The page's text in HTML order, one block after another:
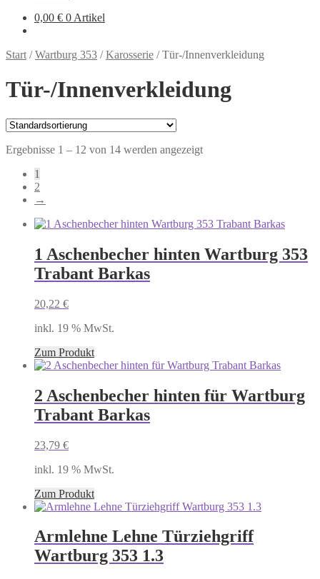
0,00 € 0 Artikel
Start /Wartburg 353 /Karosserie /Tür-/Innenverkleidung
Tür-/Innenverkleidung
Ergebnisse 1 – 12 von 14 werden angezeigt
1
2
→
1 Aschenbecher hinten Wartburg 353
Trabant Barkas
20,22 €
inkl. 19 % MwSt.
Zum Produkt
2 Aschenbecher hinten für Wartburg
Trabant Barkas
23,79 €
inkl. 19 % MwSt.
Zum Produkt
Armlehne Lehne Türziehgriff
Wartburg 353 1.3